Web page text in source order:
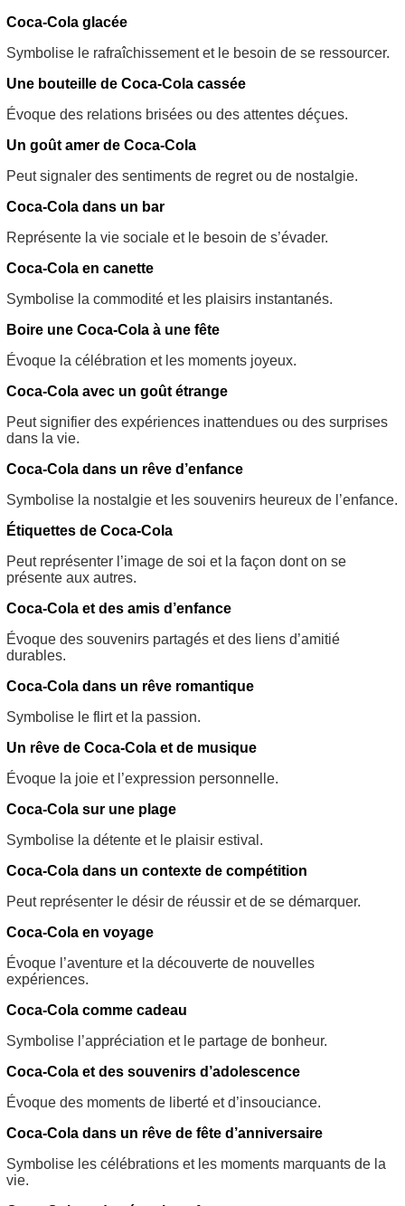
Coca-Cola glacée
Symbolise le rafraîchissement et le besoin de se ressourcer.
Une bouteille de Coca-Cola cassée
Évoque des relations brisées ou des attentes déçues.
Un goût amer de Coca-Cola
Peut signaler des sentiments de regret ou de nostalgie.
Coca-Cola dans un bar
Représente la vie sociale et le besoin de s’évader.
Coca-Cola en canette
Symbolise la commodité et les plaisirs instantanés.
Boire une Coca-Cola à une fête
Évoque la célébration et les moments joyeux.
Coca-Cola avec un goût étrange
Peut signifier des expériences inattendues ou des surprises
dans la vie.
Coca-Cola dans un rêve d’enfance
Symbolise la nostalgie et les souvenirs heureux de l’enfance.
Étiquettes de Coca-Cola
Peut représenter l’image de soi et la façon dont on se
présente aux autres.
Coca-Cola et des amis d’enfance
Évoque des souvenirs partagés et des liens d’amitié
durables.
Coca-Cola dans un rêve romantique
Symbolise le flirt et la passion.
Un rêve de Coca-Cola et de musique
Évoque la joie et l’expression personnelle.
Coca-Cola sur une plage
Symbolise la détente et le plaisir estival.
Coca-Cola dans un contexte de compétition
Peut représenter le désir de réussir et de se démarquer.
Coca-Cola en voyage
Évoque l’aventure et la découverte de nouvelles
expériences.
Coca-Cola comme cadeau
Symbolise l’appréciation et le partage de bonheur.
Coca-Cola et des souvenirs d’adolescence
Évoque des moments de liberté et d’insouciance.
Coca-Cola dans un rêve de fête d’anniversaire
Symbolise les célébrations et les moments marquants de la
vie.